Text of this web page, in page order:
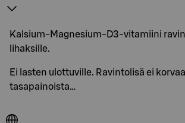
Kalsium-Magnesium-D3-vitamiini
lihaksille.
Ei lasten ulottuville. Ravintolisä ei
tasapainoista…